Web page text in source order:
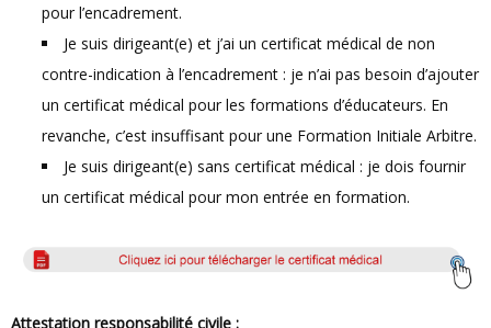
pour l’encadrement.
Je suis dirigeant(e) et j’ai un certificat médical de non
contre-indication à l’encadrement : je n’ai pas besoin d’ajouter
un certificat médical pour les formations d’éducateurs. En
revanche, c’est insuffisant pour une Formation Initiale Arbitre.
Je suis dirigeant(e) sans certificat médical : je dois fournir
un certificat médical pour mon entrée en formation.
Attestation responsabilité civile :